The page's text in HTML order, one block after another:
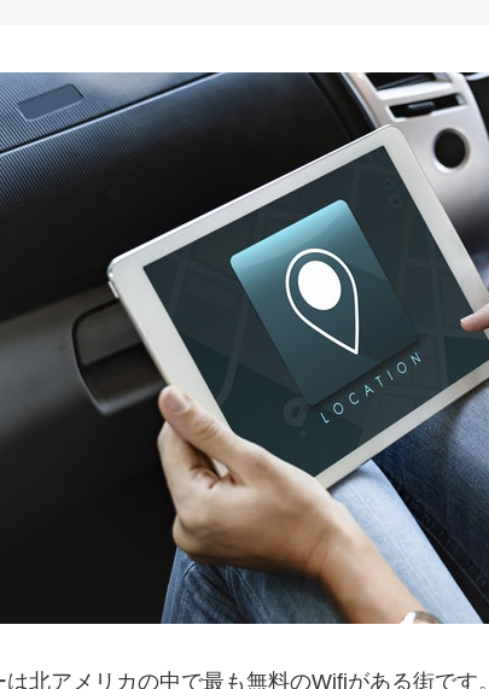
北アメリカの中で最も無料のWifiがある街です。